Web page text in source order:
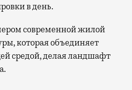
в день.
современной жилой
которая объединяет
средой, делая ландшафт